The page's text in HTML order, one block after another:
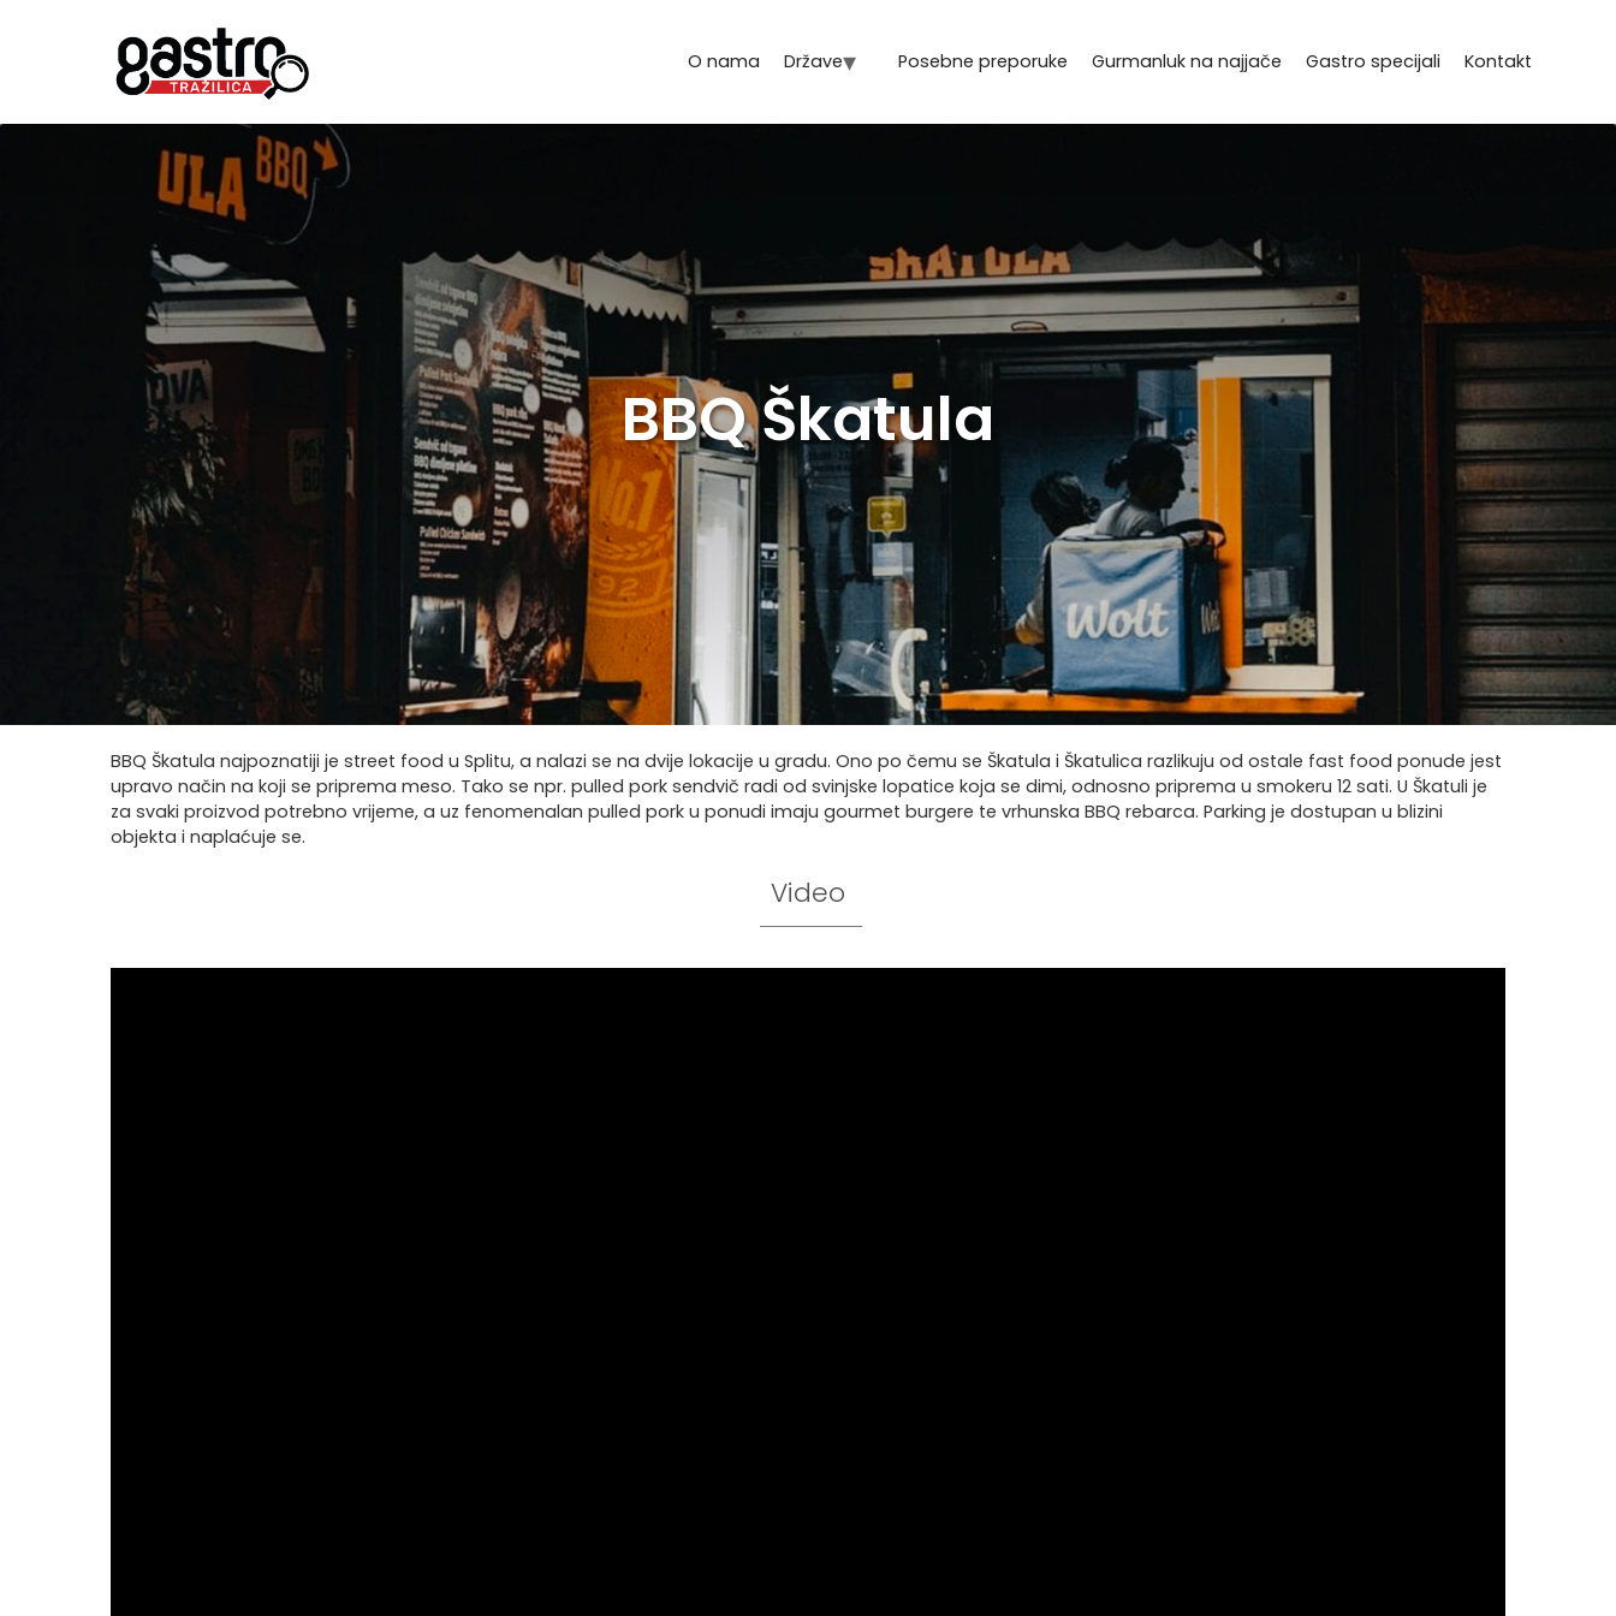
O nama Države Posebne preporuke Gurmanluk na najjače Gastro specijali Kontakt
BBQ Škatula
BBQ Škatula najpoznatiji je street food u Splitu, a nalazi se na dvije lokacije u gradu. Ono po čemu se Škatula i Škatulica razlikuju od ostale fast food ponude jest
upravo način na koji se priprema meso. Tako se npr. pulled pork sendvič radi od svinjske lopatice koja se dimi, odnosno priprema u smokeru 12 sati. U Škatuli je
za svaki proizvod potrebno vrijeme, a uz fenomenalan pulled pork u ponudi imaju gourmet burgere te vrhunska BBQ rebarca. Parking je dostupan u blizini
objekta i naplaćuje se.
Video